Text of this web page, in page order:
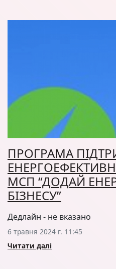
ПРОГРАМА
МСП “ДОДАЙ
БІЗНЕСУ”
Дедлайн - не вказано
6 травня 2024 г. 11:45
Читати далі